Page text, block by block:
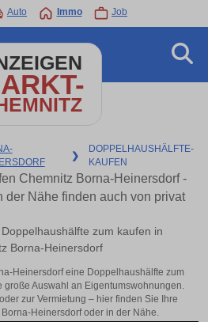
Auto Immo Job
❯
DOPPELHAUSHÄLFTE-
KAUFEN
Chemnitz Borna-Heinersdorf -
der Nähe finden auch von privat
zum kaufen in
Borna-Heinersdorf
Heinersdorf eine Doppelhaushälfte zum
große Auswahl an Eigentumswohnungen.
zur Vermietung – hier finden Sie Ihre
Heinersdorf oder in der Nähe.